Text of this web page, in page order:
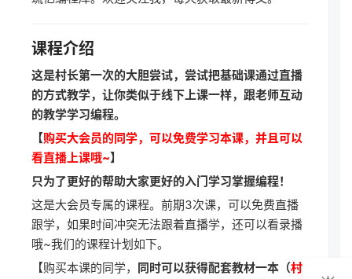
课程介绍
这是村长第一次的大胆尝试，尝试把基础课通过直播
的方式教学，让你类似于线下上课一样，跟老师互动
的教学学习编程。
【购买大会员的同学，可以免费学习本课，并且可以
看直播上课哦~】
只为了更好的帮助大家更好的入门学习掌握编程！
这是大会员专属的课程。前期3次课，可以免费直播
跟学，如果时间冲突无法跟着直播学，还可以看录播
哦~我们的课程计划如下。
【购买本课的同学， 同时可以获得配套教材一本（村